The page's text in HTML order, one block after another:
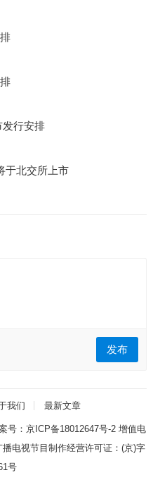
发行安排
于北交所上市
发布
我们 最新文章
号： 京ICP备18012647号-2增值电
电视节目制作经营许可证： (京)字
号